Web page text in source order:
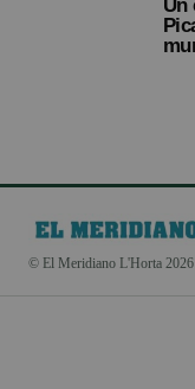
Un
© El Meridiano L'Horta 2026